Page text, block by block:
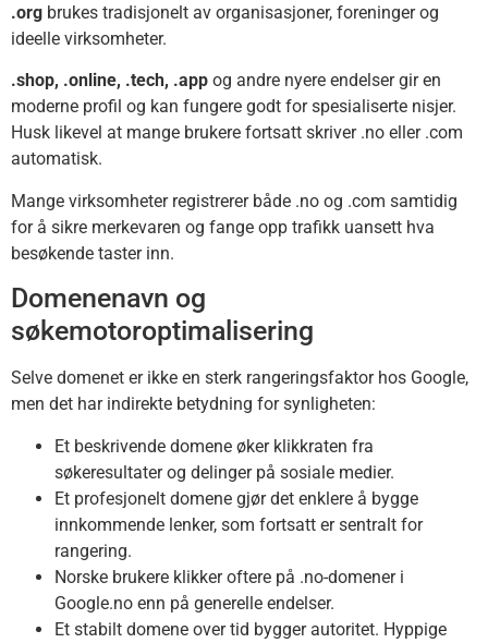
.org brukes tradisjonelt av organisasjoner, foreninger og
ideelle virksomheter.
.shop, .online, .tech, .app og andre nyere endelser gir en
moderne profil og kan fungere godt for spesialiserte nisjer.
Husk likevel at mange brukere fortsatt skriver .no eller .com
automatisk.
Mange virksomheter registrerer både .no og .com samtidig
for å sikre merkevaren og fange opp trafikk uansett hva
besøkende taster inn.
Domenenavn og
søkemotoroptimalisering
Selve domenet er ikke en sterk rangeringsfaktor hos Google,
men det har indirekte betydning for synligheten:
Et beskrivende domene øker klikkraten fra
søkeresultater og delinger på sosiale medier.
Et profesjonelt domene gjør det enklere å bygge
innkommende lenker, som fortsatt er sentralt for
rangering.
Norske brukere klikker oftere på .no-domener i
Google.no enn på generelle endelser.
Et stabilt domene over tid bygger autoritet. Hyppige